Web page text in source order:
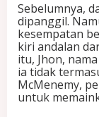
Sebelumnya,
dipanggil.
kesempatan
kiri andalan
itu, Jhon,
ia tidak
McMenemy,
untuk